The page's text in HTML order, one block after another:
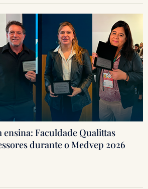
ensina: Faculdade Qualittas
durante o Medvep 2026